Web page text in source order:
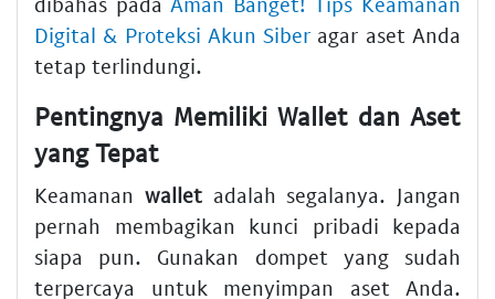
Digital & Proteksi Akun Siber agar aset Anda
tetap terlindungi.
Pentingnya Memiliki Wallet dan Aset
yang Tepat
Keamanan walletadalah segalanya. Jangan
pernah membagikan kunci pribadi kepada
siapa pun. Gunakan dompet yang sudah
terpercaya untuk menyimpan aset Anda.